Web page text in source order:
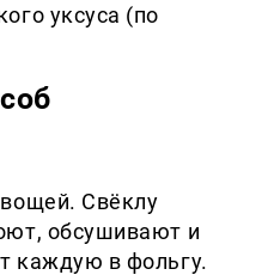
уксуса (по
Свёклу
обсушивают и
каждую в фольгу.